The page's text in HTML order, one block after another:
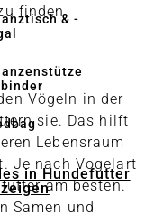
& -
in Hundefutter
finden.
Vögeln in der
sie. Das hilft
Lebensraum
Je nach Vogelart
am besten.
Samen und